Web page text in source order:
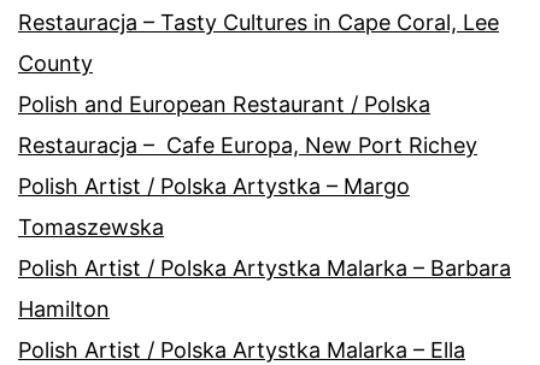
Restauracja – Tasty Cultures in Cape Coral, Lee
County
Polish and European Restaurant / Polska
Restauracja – Cafe Europa, New Port Richey
Polish Artist / Polska Artystka – Margo
Tomaszewska
Polish Artist / Polska Artystka Malarka – Barbara
Hamilton
Polish Artist / Polska Artystka Malarka – Ella